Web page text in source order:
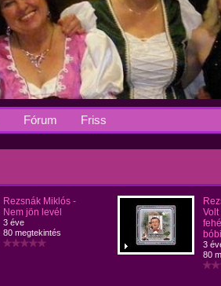
Fórum Friss
Rezsnák Miklós -
Nem jön levél
3 éve
80 megtekintés
3
80